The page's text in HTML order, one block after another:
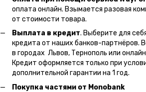
оплата онлайн. Взымается разовая
от стоимости товара.
Выплата в кредит. Выберите для
кредита от наших банков-партнёров.
в городах Львов, Тернополь или
Кредит оформляется только при
дополнительной гарантии на 1 год.
Покупка частями от Monobank